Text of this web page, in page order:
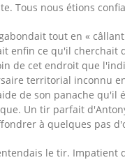
Tous nous étions
tout en «
enfin ce qu'il cherchait
de cet endroit que
territorial inconnu
de son panache qu'il
Un tir parfait
à quelques pas
le tir. Impatient